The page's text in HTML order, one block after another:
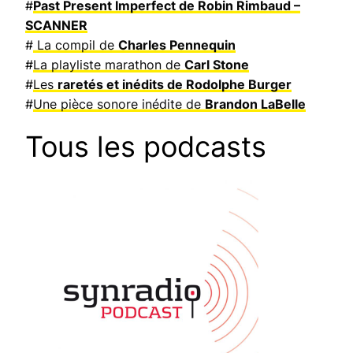
#Past Present Imperfect de Robin Rimbaud –
SCANNER
# La compil de Charles Pennequin
#La playliste marathon de Carl Stone
#Les raretés et inédits de Rodolphe Burger
#Une pièce sonore inédite de Brandon LaBelle
Tous les podcasts